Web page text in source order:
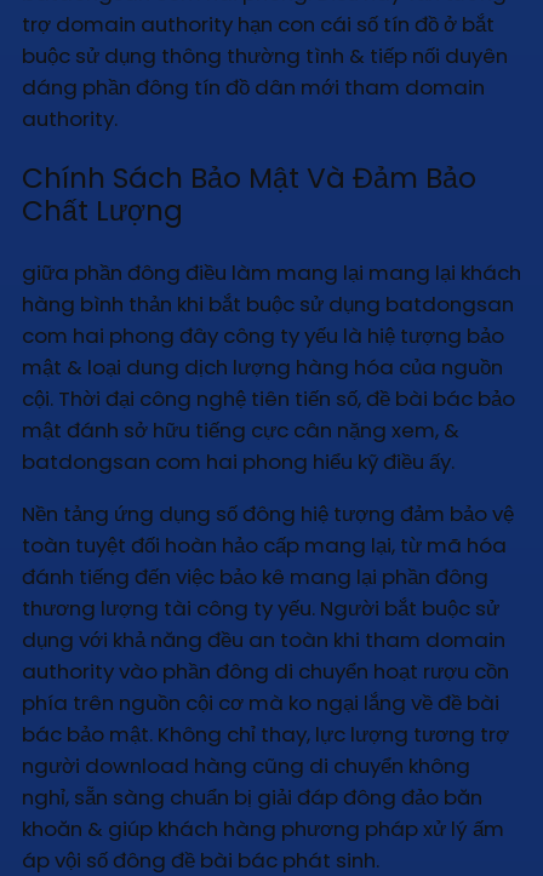
trợ domain authority hạn con cái số tín đồ ở bắt
buộc sử dụng thông thường tình & tiếp nối duyên
dáng phần đông tín đồ dân mới tham domain
authority.
Chính Sách Bảo Mật Và Đảm Bảo
Chất Lượng
giữa phần đông điều làm mang lại mang lại khách
hàng bình thản khi bắt buộc sử dụng batdongsan
com hai phong đây công ty yếu là hiệ tượng bảo
mật & loại dung dịch lượng hàng hóa của nguồn
cội. Thời đại công nghệ tiên tiến số, đề bài bác bảo
mật đánh sở hữu tiếng cực cân nặng xem, &
batdongsan com hai phong hiểu kỹ điều ấy.
Nền tảng ứng dụng số đông hiệ tượng đảm bảo vệ
toàn tuyệt đối hoàn hảo cấp mang lại, từ mã hóa
đánh tiếng đến việc bảo kê mang lại phần đông
thương lượng tài công ty yếu. Người bắt buộc sử
dụng với khả năng đều an toàn khi tham domain
authority vào phần đông di chuyển hoạt rượu cồn
phía trên nguồn cội cơ mà ko ngại lắng về đề bài
bác bảo mật. Không chỉ thay, lực lượng tương trợ
người download hàng cũng di chuyển không
nghỉ, sẵn sàng chuẩn bị giải đáp đông đảo băn
khoăn & giúp khách hàng phương pháp xử lý ấm
áp vội số đông đề bài bác phát sinh.